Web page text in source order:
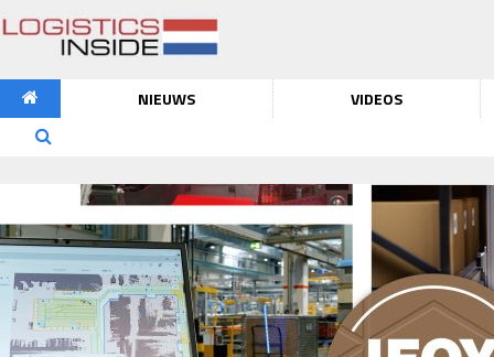
NIEUWS VIDEOS